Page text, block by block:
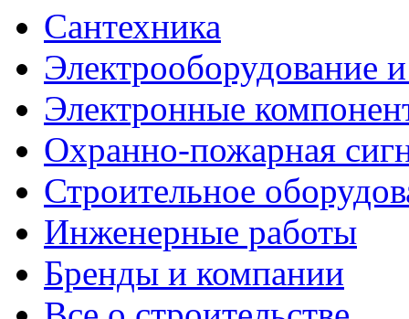
Сантехника
Электрооборудование
Электронные
Охранно-пожарная
Строительное
Инженерные работы
Бренды и компании